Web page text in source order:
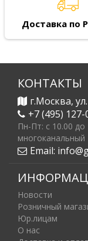
Доставка по
КОНТАКТЫ
г.Москва,
+7 (495) 127-
Пн-Пт: c 10.00 до
многоканальный
Email:
Новости
Розничный
Юр.лицам
О нас